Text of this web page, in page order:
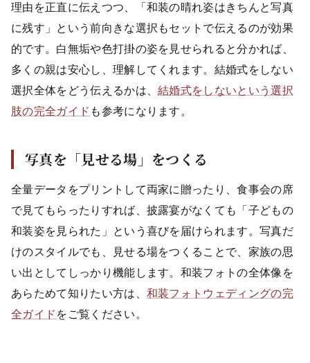
理由を正直に伝えつつ、「和装の晴れ姿はきちんと写真
に残す」という前向きな選択もセットで伝えるのが効果
的です。白無垢や色打掛の姿を見せられると分かれば、
多くの親は安心し、理解してくれます。結婚式をしない
選択全体をどう伝えるかは、結婚式をしないという選択
肢の完全ガイド も参考になります。
写真を「見せる場」をつくる
全量データをプリントして両家に贈ったり、食事会の席
で見てもらったりすれば、披露宴がなくても「子どもの
和装姿を見られた」という喜びを届けられます。写真だ
けのスタイルでも、見せる場をつくることで、家族の思
い出としてしっかり機能します。和装フォトの全体像を
あらためて知りたい方は、 和装フォトウェディングの完
全ガイド をご覧ください。